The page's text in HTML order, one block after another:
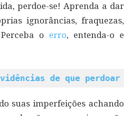
perdoe-se! Aprenda a dar
ignorâncias, fraquezas,
o erro, entenda-o e
de que perdoar
suas imperfeições achando